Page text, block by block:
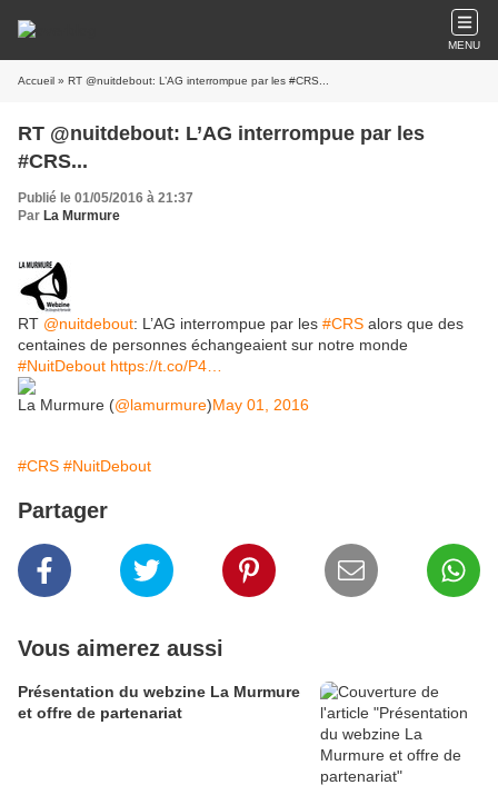
MENU
Accueil » RT @nuitdebout: L’AG interrompue par les #CRS...
RT @nuitdebout: L’AG interrompue par les
#CRS...
Publié le 01/05/2016 à 21:37
Par La Murmure
RT @nuitdebout: L’AG interrompue par les #CRS alors que des
centaines de personnes échangeaient sur notre monde
#NuitDebout https://t.co/P4…
La Murmure (@lamurmure)May 01, 2016
#CRS #NuitDebout
Partager
Vous aimerez aussi
Présentation du webzine La Murmure
et offre de partenariat